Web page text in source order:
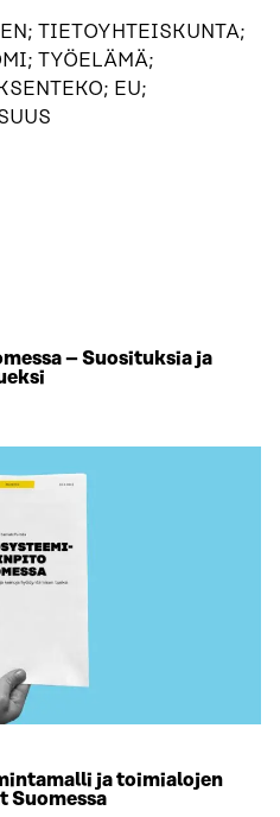
TIETOYHTEISKUNTA;
TYÖELÄMÄ;
EU;
– Suosituksia ja
ja toimialojen
Suomessa